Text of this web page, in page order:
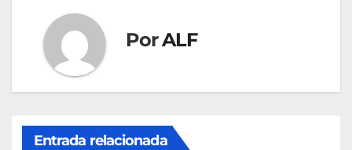
PorALF
Entrada relacionada